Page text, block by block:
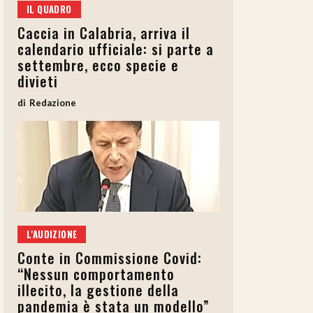
IL QUADRO
Caccia in Calabria, arriva il
calendario ufficiale: si parte a
settembre, ecco specie e
divieti
Redazione
L'AUDIZIONE
Conte in Commissione Covid:
“Nessun comportamento
illecito, la gestione della
pandemia è stata un modello”